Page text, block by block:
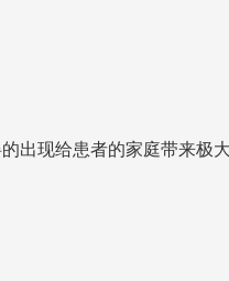
出现给患者的家庭带来极